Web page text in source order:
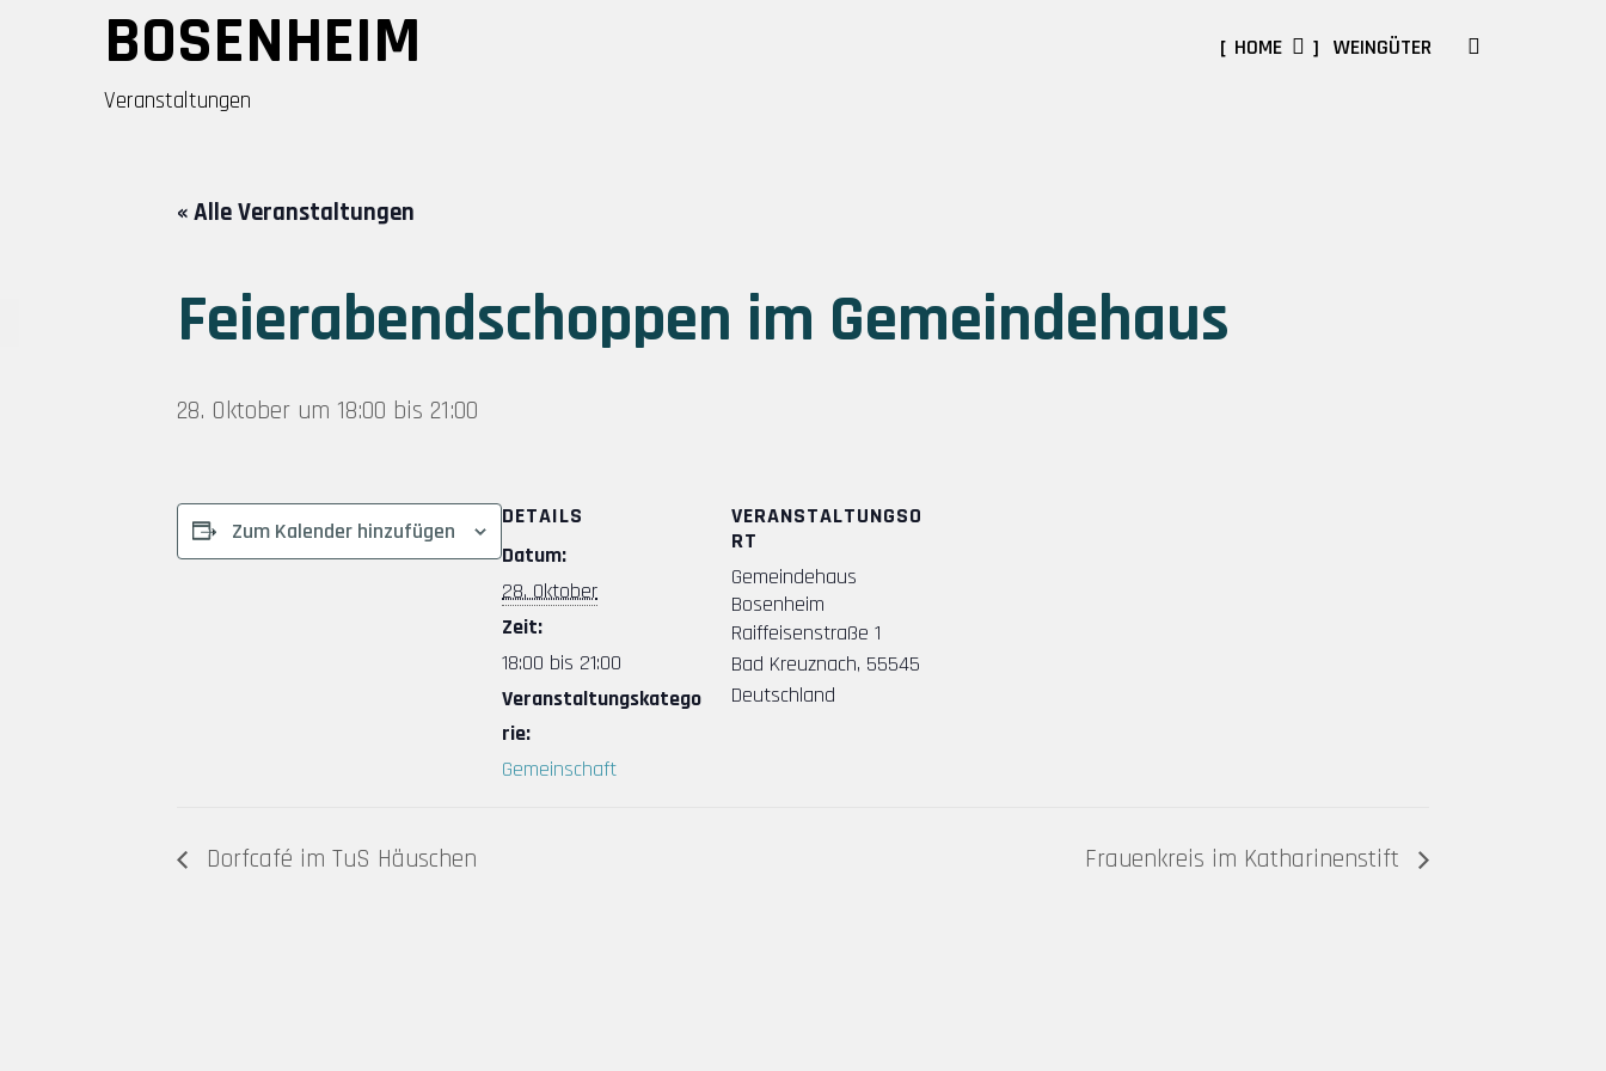
BOSENHEIM
Veranstaltungen
HOME WEINGÜTER
« Alle Veranstaltungen
Feierabendschoppen im Gemeindehaus
28. Oktober um 18:00 bis 21:00
Zum Kalender hinzufügen
DETAILS
Datum:
28. Oktober
Zeit:
18:00 bis 21:00
Veranstaltungskatego
rie:
Gemeinschaft
VERANSTALTUNGSO
RT
Gemeindehaus
Bosenheim
Raiffeisenstraße 1
Bad Kreuznach, 55545
Deutschland
Dorfcafé im TuS Häuschen Frauenkreis im Katharinenstift